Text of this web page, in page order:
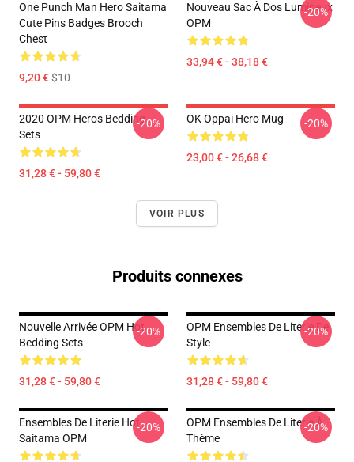
One Punch Man Hero Saitama
Cute Pins Badges Brooch
Chest
9,20 €$10
Nouveau Sac À Dos Lumineux
OPM
33,94 € - 38,18 €
-20%
2020 OPM Heros Bedding
Sets
31,28 € - 59,80 €
-20% OK Oppai Hero Mug
23,00 € - 26,68 €
-20%
VOIR PLUS
Produits connexes
Nouvelle Arrivée OPM Hot
Bedding Sets
31,28 € - 59,80 €
-20%
OPM Ensembles De Literie De
Style
31,28 € - 59,80 €
-20%
Ensembles De Literie Hot
Saitama OPM
-20%
OPM Ensembles De Literie À
Thème
-20%